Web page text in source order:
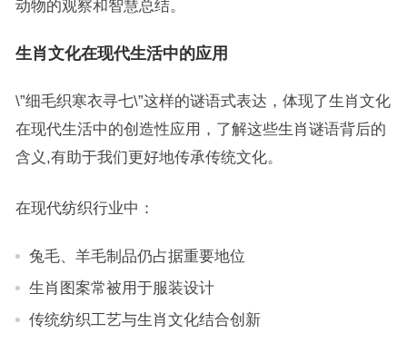
动物的观察和智慧总结。
生肖文化在现代生活中的应用
\”细毛织寒衣寻七\”这样的谜语式表达，体现了生肖文化
在现代生活中的创造性应用，了解这些生肖谜语背后的
含义,有助于我们更好地传承传统文化。
在现代纺织行业中：
兔毛、羊毛制品仍占据重要地位
生肖图案常被用于服装设计
传统纺织工艺与生肖文化结合创新